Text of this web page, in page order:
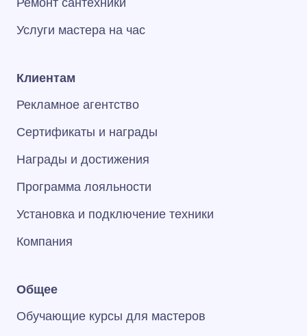
Ремонт сантехники
Услуги мастера на час
Клиентам
Рекламное агентство
Сертификаты и награды
Награды и достижения
Программа лояльности
Установка и подключение техники
Компания
Общее
Обучающие курсы для мастеров